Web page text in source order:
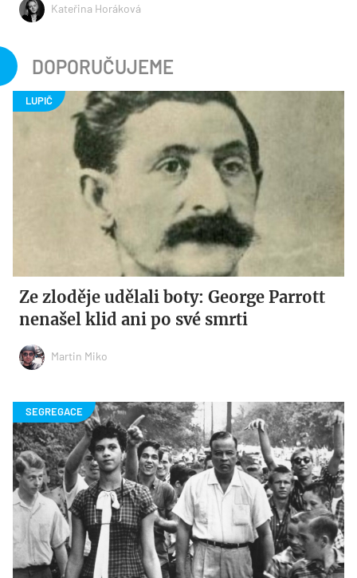
Kateřina Horáková
DOPORUČUJEME
Ze zloděje udělali boty: George Parrott
nenašel klid ani po své smrti
Martin Miko